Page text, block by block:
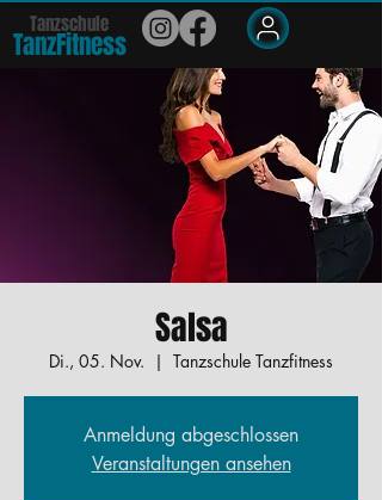
Tanzschule
TanzFitness
Salsa
Di., 05. Nov.
  |
Tanzschule Tanzfitness
Anmeldung abgeschlossen
Veranstaltungen ansehen